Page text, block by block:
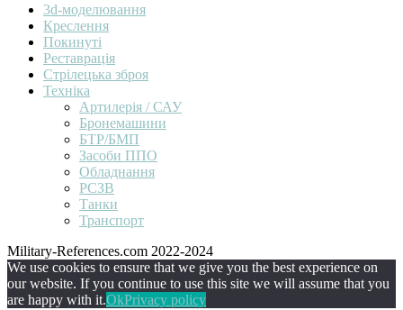
3d-моделювання
Креслення
Покинуті
Реставрація
Стрілецька зброя
Техніка
Артилерія / САУ
Бронемашини
БТР/БМП
Засоби ППО
Обладнання
РСЗВ
Танки
Транспорт
Military-References.com 2022-2024
We use cookies to ensure that we give you the best experience on
our website. If you continue to use this site we will assume that you
are happy with it.OkPrivacy policy